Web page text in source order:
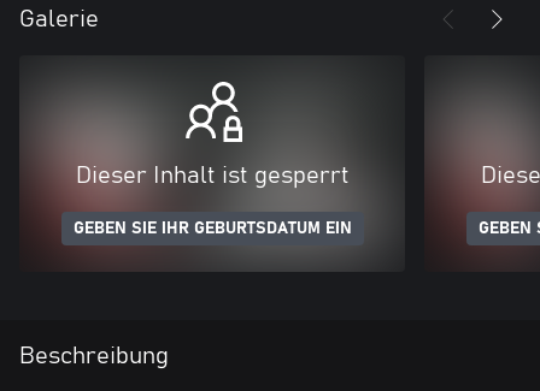
Galerie
Dieser Inhalt ist gesperrt
GEBEN SIE IHR GEBURTSDATUM EIN GEBEN
Beschreibung